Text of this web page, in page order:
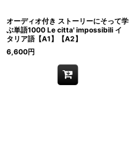
オーディオ付き ストーリーにそって学
ぶ単語1000 Le citta' impossibili イ
タリア語【A1】【A2】
6,600円